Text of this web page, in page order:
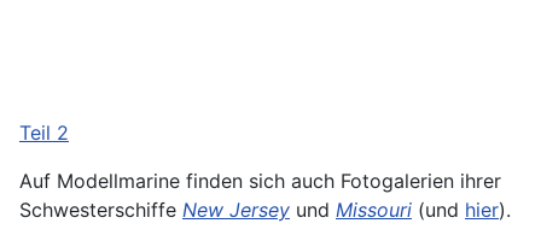
Teil 2
Auf Modellmarine finden sich auch Fotogalerien ihrer
Schwesterschiffe New Jersey und Missouri (und hier).